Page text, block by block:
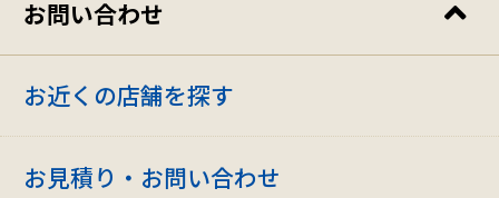
お風呂リフォーム
トイレリフォーム・洗面化粧台リフォーム
オール電化リフォーム・太陽光発電
リモデリングカタログ
リプレイスカタログ
内装リフォームカタログ
お問い合わせ
お近くの店舗を探す
お見積り・お問い合わせ